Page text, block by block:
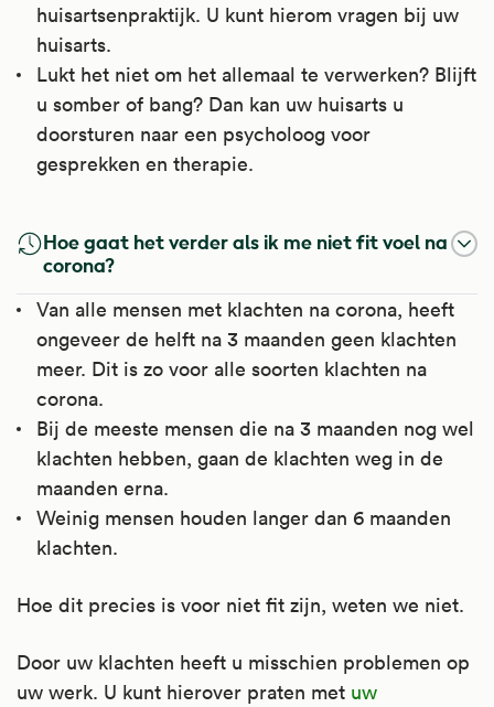
huisartsenpraktijk. U kunt hierom vragen bij uw
huisarts.
Lukt het niet om het allemaal te verwerken? Blijft
u somber of bang? Dan kan uw huisarts u
doorsturen naar een psycholoog voor
gesprekken en therapie.
Hoe gaat het verder als ik me niet fit voel na
corona?
Van alle mensen met klachten na corona, heeft
ongeveer de helft na 3 maanden geen klachten
meer. Dit is zo voor alle soorten klachten na
corona.
Bij de meeste mensen die na 3 maanden nog wel
klachten hebben, gaan de klachten weg in de
maanden erna.
Weinig mensen houden langer dan 6 maanden
klachten.
Hoe dit precies is voor niet fit zijn, weten we niet.
Door uw klachten heeft u misschien problemen op
uw werk. U kunt hierover praten met uw